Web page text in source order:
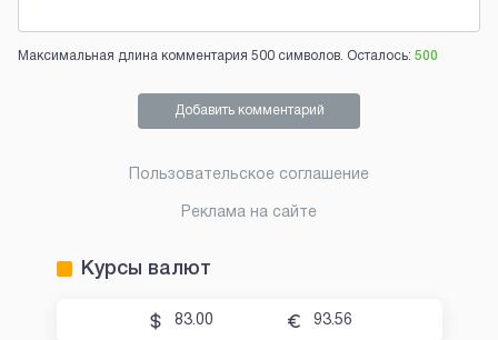
Максимальная длина комментария 500 символов. Осталось: 500
Добавить комментарий
Пользовательское соглашение
Реклама на сайте
Курсы валют
83.00 93.56